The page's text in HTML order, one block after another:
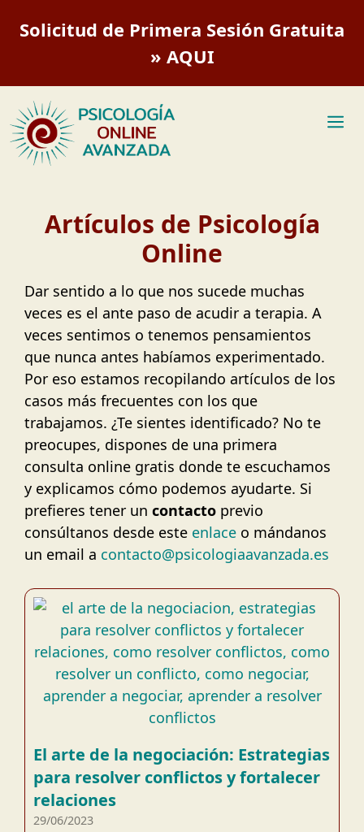
Solicitud de Primera Sesión Gratuita
» AQUI
Artículos de Psicología
Online
Dar sentido a lo que nos sucede muchas
veces es el ante paso de acudir a terapia. A
veces sentimos o tenemos pensamientos
que nunca antes habíamos experimentado.
Por eso estamos recopilando artículos de los
casos más frecuentes con los que
trabajamos. ¿Te sientes identificado? No te
preocupes, dispones de una primera
consulta online gratis donde te escuchamos
y explicamos cómo podemos ayudarte. Si
prefieres tener un contacto previo
consúltanos desde este enlace o mándanos
un email a contacto@psicologiaavanzada.es
El arte de la negociación: Estrategias
para resolver conflictos y fortalecer
relaciones
29/06/2023